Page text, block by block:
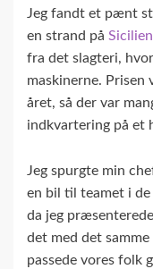
Jeg fandt et pænt
en strand på Sicilien
fra det slagteri,
maskinerne.
året, så der var
indkvartering på et
Jeg spurgte min
en bil til teamet i
da jeg
det med det
passede vores folk